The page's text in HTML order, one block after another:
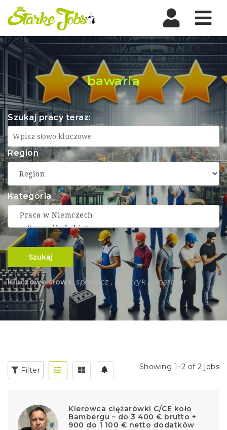
bawaria
Szukaj pracy teraz:
Region
Kategoria
Szukaj
Kluczowe słowa: spawacz , elektryk , Operator
Filter Showing 1–2 of 2 jobs
Kierowca ciężarówki C/CE koło
Bambergu – do 3 400 € brutto +
900 do 1 100 € netto dodatków